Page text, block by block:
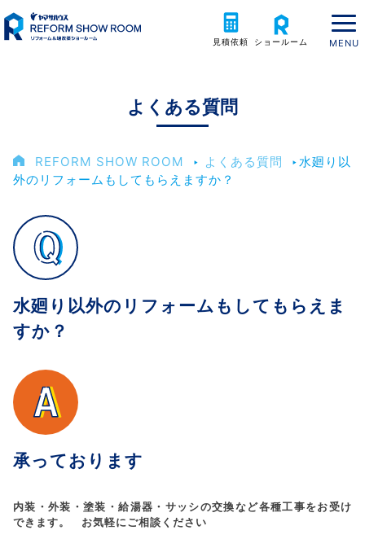
見積依頼 ショールーム
よくある質問
REFORM SHOW ROOM ‣ よくある質問 ‣水廻り以
外のリフォームもしてもらえますか？
水廻り以外のリフォームもしてもらえま
すか？
承っております
内装・外装・塗装・給湯器・サッシの交換など各種工事をお受け
できます。 お気軽にご相談ください